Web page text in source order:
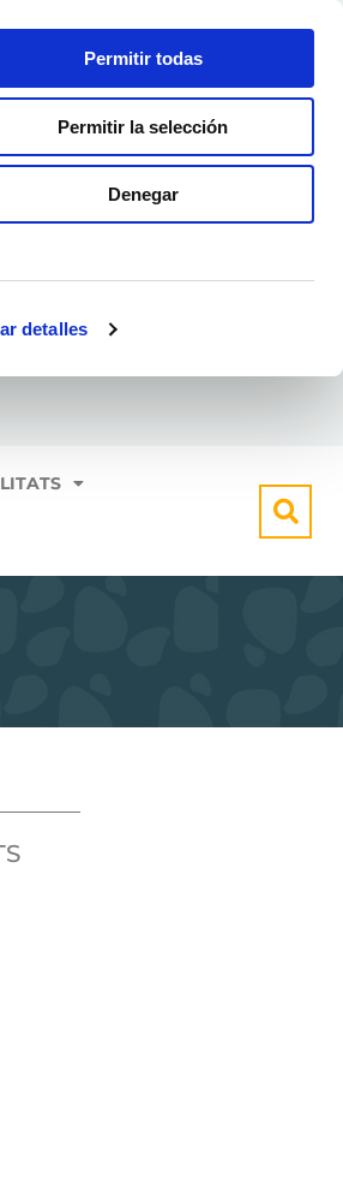
detalles
Permitir todas
Permitir la selección
Denegar